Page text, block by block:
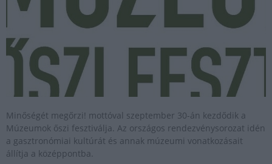
Minőségét megőrzi! mottóval szeptember 30-án kezdődik a
Múzeumok őszi fesztiválja. Az országos rendezvénysorozat idén
a gasztronómiai kultúrát és annak múzeumi vonatkozásait
állítja a középpontba.